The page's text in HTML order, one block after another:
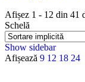
Afișez 1 - 12 din 41
Schelă
Show sidebar
Afișează 9 12 18 24